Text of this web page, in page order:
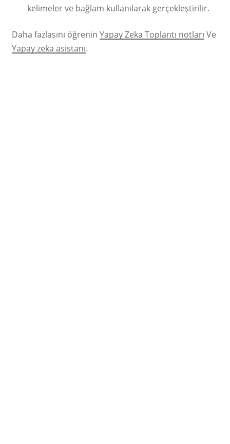
kelimeler ve bağlam kullanılarak gerçekleştirilir.
Daha fazlasını öğrenin Yapay Zeka Toplantı notları Ve
Yapay zeka asistanı.